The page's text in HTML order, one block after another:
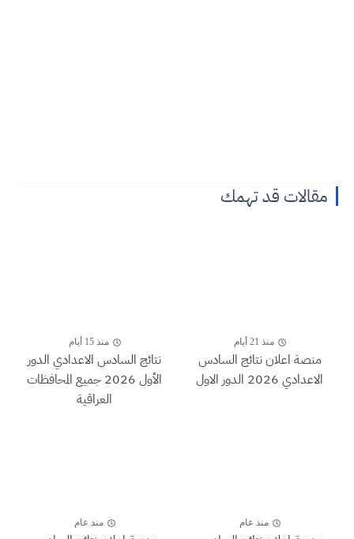
مقالات قد تهمك
منذ 21 أيام
منصة اعلان نتائج السادس
الاعدادي 2026 الدور الاول
منذ 15 أيام
نتائج السادس الاعدادي الدور
الأول 2026 جميع المحافظات
العراقية
منذ عام منذ عام